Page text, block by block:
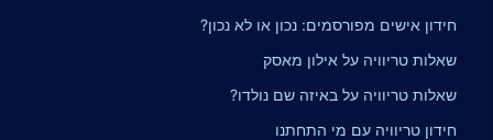
חידון אישים מפורסמים: נכון או לא נכון?
שאלות טריוויה על אילון מאסק
שאלות טריוויה על באיזה שם נולדו?
חידון טריוויה עם מי התחתנו